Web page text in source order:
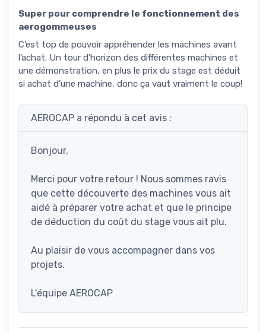
Super pour comprendre le fonctionnement des
aerogommeuses
C’est top de pouvoir appréhender les machines avant
l’achat. Un tour d’horizon des différentes machines et
une démonstration, en plus le prix du stage est déduit
si achat d’une machine, donc ça vaut vraiment le coup!
AEROCAP a répondu à cet avis :
Bonjour,
Merci pour votre retour ! Nous sommes ravis
que cette découverte des machines vous ait
aidé à préparer votre achat et que le principe
de déduction du coût du stage vous ait plu.
Au plaisir de vous accompagner dans vos
projets.
L'équipe AEROCAP